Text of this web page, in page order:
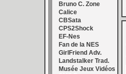
Bruno C. Zone
Calice
CBSata
CPS2Shock
EF-Nes
Fan de la NES
GirlFriend Adv.
Landstalker Trad.
Musée Jeux Vidéos